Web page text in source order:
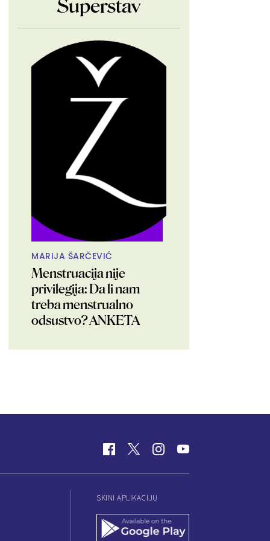
Superstav
MARIJA ŠARČEVIĆ
Menstruacija nije
privilegija: Da li nam
treba menstrualno
odsustvo? ANKETA
SKINI APLIKACIJU